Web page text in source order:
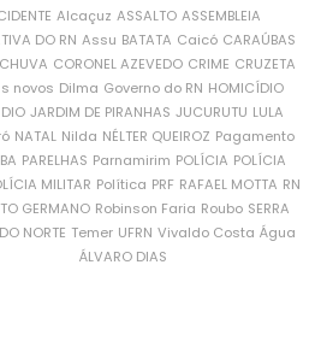
Alcaçuz ASSALTO ASSEMBLEIA
DO RN Assu BATATA Caicó CARAÚBAS
CORONEL AZEVEDO CRIME CRUZETA
novos Dilma Governo do RN HOMICÍDIO
JARDIM DE PIRANHAS JUCURUTU LULA
NATAL Nilda NÉLTER QUEIROZ Pagamento
PARELHAS Parnamirim POLÍCIA POLÍCIA
MILITAR Política PRF RAFAEL MOTTA RN
GERMANO Robinson Faria Roubo SERRA
NORTE Temer UFRN Vivaldo Costa Água
ÁLVARO DIAS